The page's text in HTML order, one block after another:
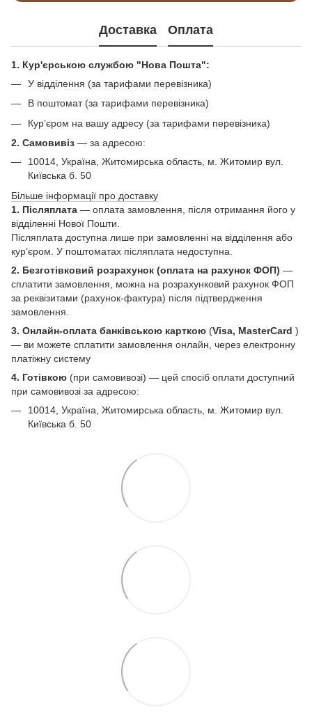
Доставка Оплата
1. Кур'єрською службою "Нова Пошта":
У відділення (за тарифами перевізника)
В поштомат (за тарифами перевізника)
Кур’єром на вашу адресу (за тарифами перевізника)
2. Самовивіз — за адресою:
10014, Україна, Житомирська область, м. Житомир вул.
Київська б. 50
Більше інформації про доставку
1. Післяплата — оплата замовлення, після отримання його у
відділенні Нової Пошти.
Післяплата доступна лише при замовленні на відділення або
кур’єром. У поштоматах післяплата недоступна.
2. Безготівковий розрахунок (оплата на рахунок ФОП) —
сплатити замовлення, можна на розрахунковий рахунок ФОП
за реквізитами (рахунок-фактура) після підтвердження
замовлення.
3. Онлайн-оплата банківською карткою (Visa, MasterCard )
— ви можете сплатити замовлення онлайн, через електронну
платіжну систему
4. Готівкою (при самовивозі) — цей спосіб оплати доступний
при самовивозі за адресою:
10014, Україна, Житомирська область, м. Житомир вул.
Київська б. 50